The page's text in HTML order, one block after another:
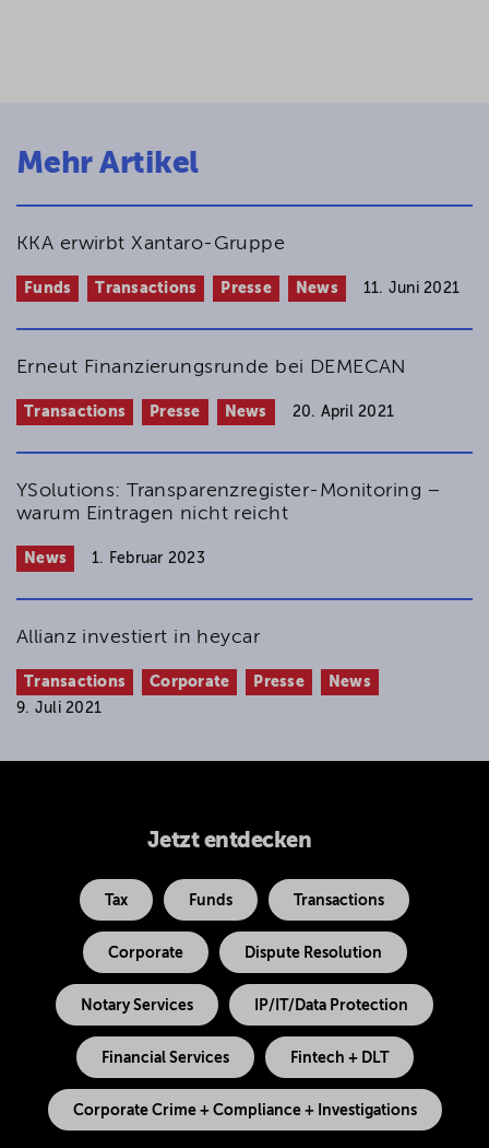
Mehr Artikel
KKA erwirbt Xantaro-Gruppe
Funds Transactions Presse News 11. Juni 2021
Erneut Finanzierungsrunde bei DEMECAN
Transactions Presse News 20. April 2021
YSolutions: Transparenzregister-Monitoring –
warum Eintragen nicht reicht
News 1. Februar 2023
Allianz investiert in heycar
Transactions Corporate Presse
News
9. Juli 2021
Jetzt entdecken
Tax Funds Transactions
Corporate Dispute Resolution
Notary Services IP/IT/Data Protection
Financial Services Fintech + DLT
Corporate Crime + Compliance + Investigations